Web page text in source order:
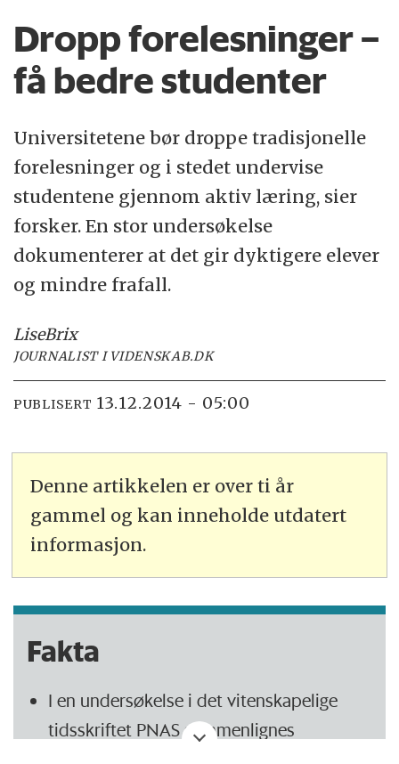
Dropp forelesninger –
få bedre studenter
Universitetene bør droppe tradisjonelle
forelesninger og i stedet undervise
studentene gjennom aktiv læring, sier
forsker. En stor undersøkelse
dokumenterer at det gir dyktigere elever
og mindre frafall.
LiseBrix
JOURNALIST I VIDENSKAB.DK
PUBLISERT 13.12.2014 - 05:00
Denne artikkelen er over ti år
gammel og kan inneholde utdatert
informasjon.
Fakta
I en undersøkelse i det vitenskapelige
tidsskriftet PNAS sammenlignes